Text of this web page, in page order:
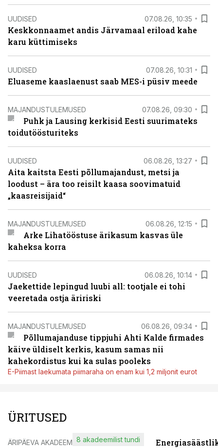
UUDISED 07.08.26, 10:35
Keskkonnaamet andis Järvamaal eriload kahe
karu küttimiseks
UUDISED 07.08.26, 10:31
Eluaseme kaaslaenust saab MES-i püsiv meede
MAJANDUSTULEMUSED 07.08.26, 09:30
Puhk ja Lausing kerkisid Eesti suurimateks
toidutöösturiteks
UUDISED 06.08.26, 13:27
Aita kaitsta Eesti põllumajandust, metsi ja
loodust – ära too reisilt kaasa soovimatuid
„kaasreisijaid“
MAJANDUSTULEMUSED 06.08.26, 12:15
Arke Lihatööstuse ärikasum kasvas üle
kaheksa korra
UUDISED 06.08.26, 10:14
Jaekettide lepingud luubi all: tootjale ei tohi
veeretada ostja äririski
MAJANDUSTULEMUSED 06.08.26, 09:34
Põllumajanduse tippjuhi Ahti Kalde firmades
käive üldiselt kerkis, kasum samas nii
kahekordistus kui ka sulas pooleks
E-Piimast laekumata piimaraha on enam kui 1,2 miljonit eurot
ÜRITUSED
ÄRIPÄEVA AKADEEMIA8 akadeemilist tundi